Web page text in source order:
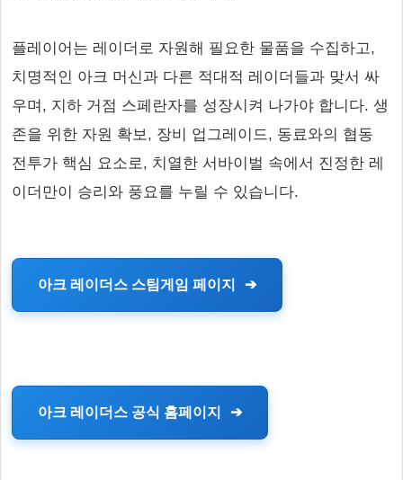
플레이어는 레이더로 자원해 필요한 물품을 수집하고,
치명적인 아크 머신과 다른 적대적 레이더들과 맞서 싸
우며, 지하 거점 스페란자를 성장시켜 나가야 합니다. 생
존을 위한 자원 확보, 장비 업그레이드, 동료와의 협동
전투가 핵심 요소로, 치열한 서바이벌 속에서 진정한 레
이더만이 승리와 풍요를 누릴 수 있습니다.
아크 레이더스 스팀게임 페이지
아크 레이더스 공식 홈페이지